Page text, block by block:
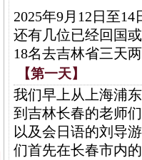
2025年9月12日至
还有几位已经回国
18名去吉林省三天
【第一天】
我们早上从上海浦
到吉林长春的老师
以及会日语的刘导
们首先在长春市内